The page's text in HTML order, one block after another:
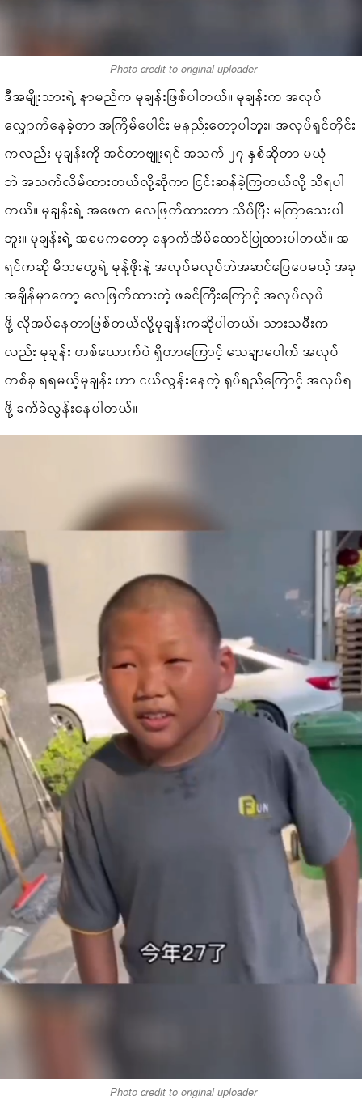
Photo credit to original uploader
ဒီအမျိုးသားရဲ့ နာမည်က မုချန်းဖြစ်ပါတယ်။ မုချန်းက အလုပ်
လျှောက်နေခဲ့တာ အကြိမ်ပေါင်း မနည်းတော့ပါဘူး။ အလုပ်ရှင်တိုင်း
ကလည်း မုချန်းကို အင်တာဗျူးရင် အသက် ၂၇ နှစ်ဆိုတာ မယုံ
ဘဲ အသက်လိမ်ထားတယ်လို့ဆိုကာ ငြင်းဆန်ခဲ့ကြတယ်လို့ သိရပါ
တယ်။ မုချန်းရဲ့ အဖေက လေဖြတ်ထားတာ သိပ်ပြီး မကြာသေးပါ
ဘူး။ မုချန်းရဲ့ အမေကတော့ နောက်အိမ်ထောင်ပြုထားပါတယ်။ အ
ရင်ကဆို မိဘတွေရဲ့ မုန့်ဖိုးနဲ့ အလုပ်မလုပ်ဘဲအဆင်ပြေပေမယ့် အခု
အချိန်မှာတော့ လေဖြတ်ထားတဲ့ ဖခင်ကြီးကြောင့် အလုပ်လုပ်
ဖို့ လိုအပ်နေတာဖြစ်တယ်လို့မုချန်းကဆိုပါတယ်။ သားသမီးက
လည်း မုချန်း တစ်ယောက်ပဲ ရှိတာကြောင့် သေချာပေါက် အလုပ်
တစ်ခု ရရမယ့်မုချန်း ဟာ ငယ်လွန်းနေတဲ့ ရုပ်ရည်ကြောင့် အလုပ်ရ
ဖို့ ခက်ခဲလွန်းနေပါတယ်။
Photo credit to original uploader